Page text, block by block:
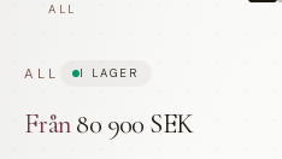
ALL
ALL I LAGER
Från80 900 SEK